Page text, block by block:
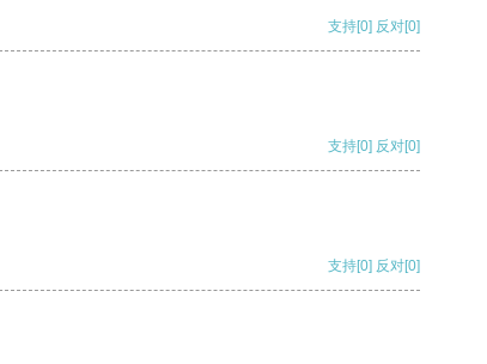
支持[0] 反对[0]
支持[0] 反对[0]
支持[0] 反对[0]